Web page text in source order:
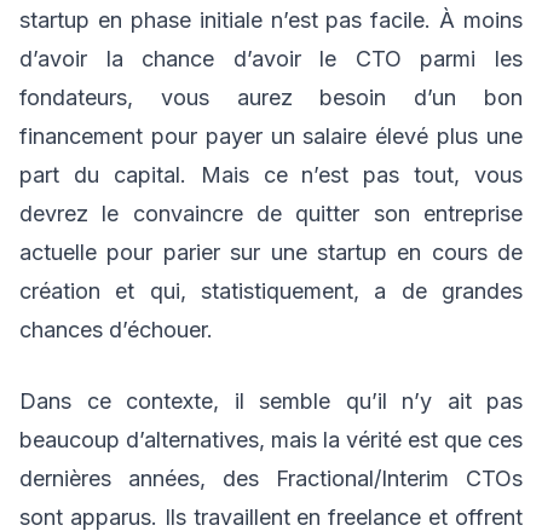
startup en phase initiale n’est pas facile. À moins
d’avoir la chance d’avoir le CTO parmi les
fondateurs, vous aurez besoin d’un bon
financement pour payer un salaire élevé plus une
part du capital. Mais ce n’est pas tout, vous
devrez le convaincre de quitter son entreprise
actuelle pour parier sur une startup en cours de
création et qui, statistiquement, a de grandes
chances d’échouer.
Dans ce contexte, il semble qu’il n’y ait pas
beaucoup d’alternatives, mais la vérité est que ces
dernières années, des Fractional/Interim CTOs
sont apparus. Ils travaillent en freelance et offrent